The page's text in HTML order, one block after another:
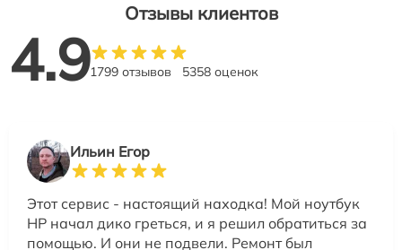
Отзывы клиентов
4.91799 отзывов 5358 оценок
Ильин Егор
Этот сервис - настоящий находка! Мой ноутбук
HP начал дико греться, и я решил обратиться за
помощью. И они не подвели. Ремонт был